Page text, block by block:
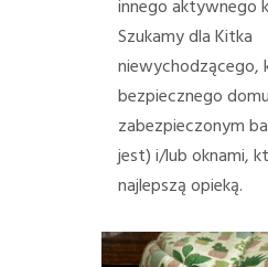
innego aktywnego
Szukamy dla Kitka
niewychodzącego,
bezpiecznego
zabezpieczonym
jest) i/lub oknami,
najlepszą opieką.